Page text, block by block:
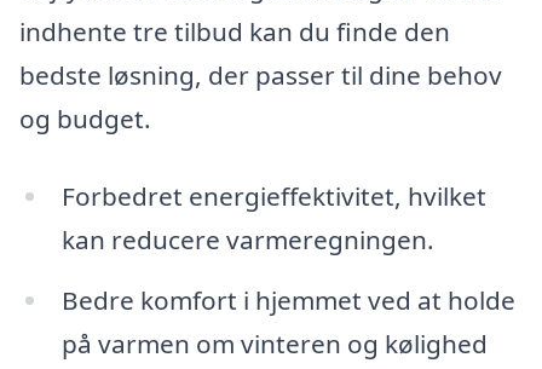
indhente tre tilbud kan du finde den
bedste løsning, der passer til dine behov
og budget.
Forbedret energieffektivitet, hvilket
kan reducere varmeregningen.
Bedre komfort i hjemmet ved at holde
på varmen om vinteren og kølighed